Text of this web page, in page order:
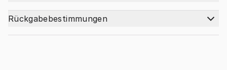
Rückgabebestimmungen